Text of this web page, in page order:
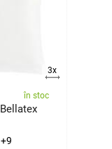
3x
în stoc
+9